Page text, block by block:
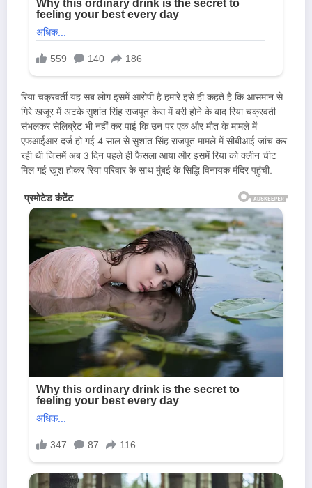
रिया चक्रवर्ती यह सब लोग इसमें आरोपी है हमारे इसे ही कहते हैं कि आसमान से
गिरे खजूर में अटके सुशांत सिंह राजपूत केस में बरी होने के बाद रिया चक्रवती
संभलकर सेलिब्रेट भी नहीं कर पाई कि उन पर एक और मौत के मामले में
एफआईआर दर्ज हो गई 4 साल से सुशांत सिंह राजपूत मामले में सीबीआई जांच कर
रही थी जिसमें अब 3 दिन पहले ही फैसला आया और इसमें रिया को क्लीन चीट
मिल गई खुश होकर रिया परिवार के साथ मुंबई के सिद्धि विनायक मंदिर पहुंची.